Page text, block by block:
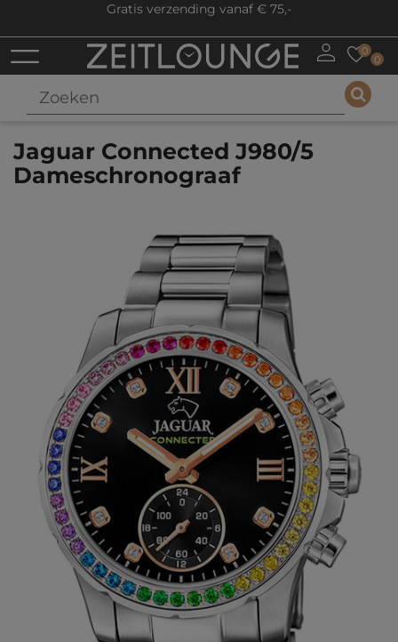
Gratis verzending vanaf € 75,-
0
0
Jaguar Connected J980/5
Dameschronograaf